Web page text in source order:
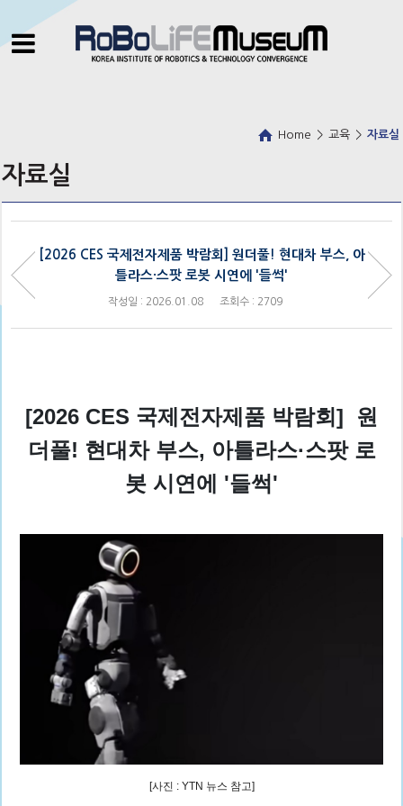
Home > 교육 > 자료실
자료실
[2026 CES 국제전자제품 박람회] 원더풀! 현대차 부스, 아
틀라스·스팟 로봇 시연에 '들썩'
작성일 : 2026.01.08 조회수 : 2709
[2026 CES 국제전자제품 박람회] 원
더풀! 현대차 부스, 아틀라스·스팟 로
봇 시연에 '들썩'
[사진 : YTN 뉴스 참고]